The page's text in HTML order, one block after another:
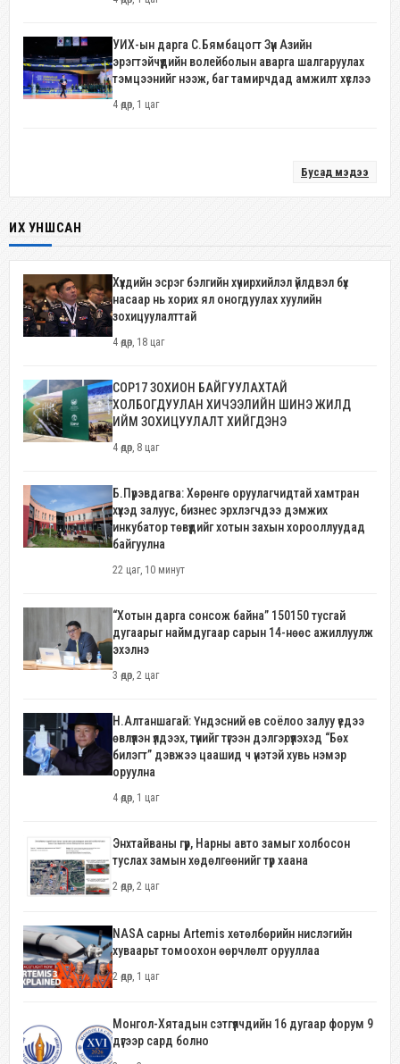
УИХ-ын дарга С.Бямбацогт Зүүн Азийн
эрэгтэйчүүдийн волейболын аварга шалгаруулах
тэмцээнийг нээж, баг тамирчдад амжилт хүслээ
4 өдөр, 1 цаг
Бусад мэдээ
ИХ УНШСАН
Хүүхдийн эсрэг бэлгийн хүчирхийлэл үйлдвэл бүх
насаар нь хорих ял оногдуулах хуулийн
зохицуулалттай
4 өдөр, 18 цаг
COP17 ЗОХИОН БАЙГУУЛАХТАЙ
ХОЛБОГДУУЛАН ХИЧЭЭЛИЙН ШИНЭ ЖИЛД
ИЙМ ЗОХИЦУУЛАЛТ ХИЙГДЭНЭ
4 өдөр, 8 цаг
Б.Пүрэвдагва: Хөрөнгө оруулагчидтай хамтран
хүүхэд залуус, бизнес эрхлэгчдээ дэмжих
инкубатор төвүүдийг хотын захын хорооллуудад
байгуулна
22 цаг, 10 минут
“Хотын дарга сонсож байна” 150150 тусгай
дугаарыг наймдугаар сарын 14-нөөс ажиллуулж
эхэлнэ
3 өдөр, 2 цаг
Н.Алтаншагай: Үндэсний өв соёлоо залуу үедээ
өвлүүлэн үлдээх, түүнийг түгээн дэлгэрүүлэхэд “Бөх
билэгт” дэвжээ цаашид ч үнэтэй хувь нэмэр
оруулна
4 өдөр, 1 цаг
Энхтайваны гүүр, Нарны авто замыг холбосон
туслах замын хөдөлгөөнийг түр хаана
2 өдөр, 2 цаг
NASA сарны Artemis хөтөлбөрийн нислэгийн
хуваарьт томоохон өөрчлөлт орууллаа
2 өдөр, 1 цаг
Монгол-Хятадын сэтгүүлчдийн 16 дугаар форум 9
дүгээр сард болно